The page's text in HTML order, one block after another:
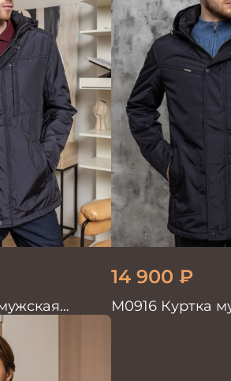
14 900 ₽
М0916 Куртка